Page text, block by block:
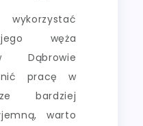
węża
Dąbrowie
pracę w
bardziej
warto